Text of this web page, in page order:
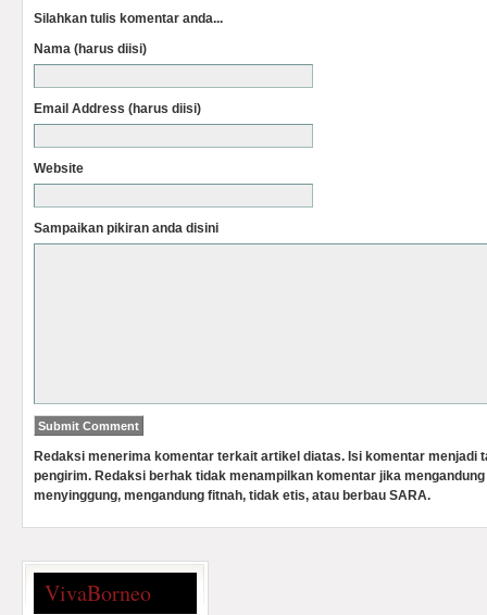
Silahkan tulis komentar anda...
Nama (harus diisi)
Email Address (harus diisi)
Website
Sampaikan pikiran anda disini
Redaksi menerima komentar terkait artikel diatas. Isi komentar menjadi
pengirim. Redaksi berhak tidak menampilkan komentar jika
menyinggung, mengandung fitnah, tidak etis, atau berbau SARA.
VivaBorneo